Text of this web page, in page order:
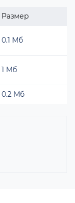
Размер
0.1 Мб
1 Мб
0.2 Мб